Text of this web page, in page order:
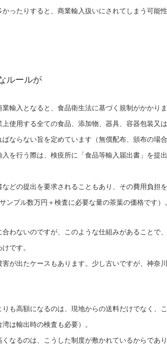
ったりすると、商業輸入扱いにされてしまう可能性
ルールが
輸入となると、食品衛生法に基づく規制がかかりま
使用する全ての食品、添加物、器具、容器包装又
ならない旨を定めています（無償配布、頒布の場合
を行う際は、検疫所に「食品等輸入届出書」を提
どの提出を要求されることもあり、その費用負担
ンプル数万円＋検査に必要な量の茶葉の価格です）。
わないのですが、このような仕組みがあることで
です。
が出たケースもあります。少し古いですが、神奈
も高額になるのは、現地からの送料だけでなく、
は輸出時の検査も必要）。
なるのは、こうした制度が敷かれているからであ